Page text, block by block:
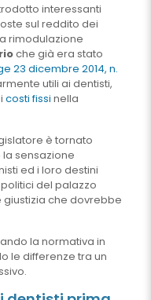
interessanti
sul reddito dei
rimodulazione
che già era stato
23 dicembre 2014, n.
utili ai dentisti,
costi fissi nella
è tornato
sensazione
ed i loro destini
del palazzo
giustizia che dovrebbe
la normativa in
le differenze tra un